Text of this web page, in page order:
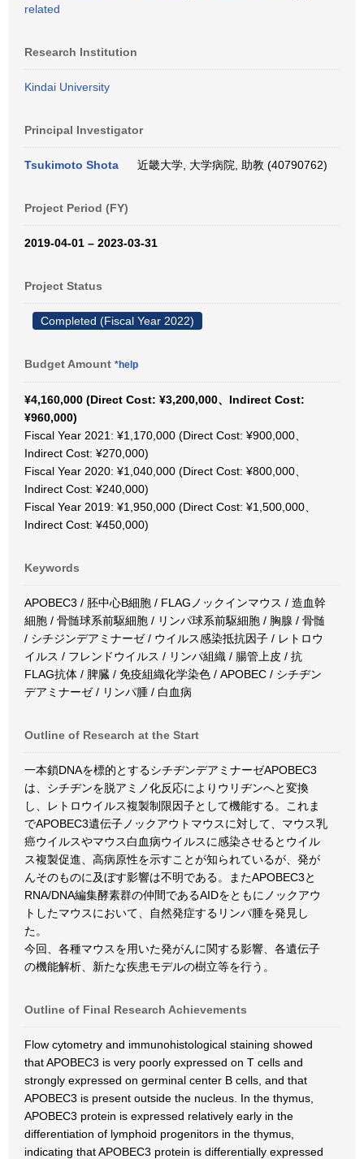
related
Research Institution
Kindai University
Principal Investigator
Tsukimoto Shota 近畿大学, 大学病院, 助教 (40790762)
Project Period (FY)
2019-04-01 – 2023-03-31
Project Status
Completed (Fiscal Year 2022)
Budget Amount *help
¥4,160,000 (Direct Cost: ¥3,200,000、Indirect Cost:
¥960,000)
Fiscal Year 2021: ¥1,170,000 (Direct Cost: ¥900,000、
Indirect Cost: ¥270,000)
Fiscal Year 2020: ¥1,040,000 (Direct Cost: ¥800,000、
Indirect Cost: ¥240,000)
Fiscal Year 2019: ¥1,950,000 (Direct Cost: ¥1,500,000、
Indirect Cost: ¥450,000)
Keywords
APOBEC3 / 胚中心B細胞 / FLAGノックインマウス / 造血幹
細胞 / 骨髄球系前駆細胞 / リンパ球系前駆細胞 / 胸腺 / 骨髄
/ シチジンデアミナーゼ / ウイルス感染抵抗因子 / レトロウ
イルス / フレンドウイルス / リンパ組織 / 腸管上皮 / 抗
FLAG抗体 / 脾臓 / 免疫組織化学染色 / APOBEC / シチヂン
デアミナーゼ / リンパ腫 / 白血病
Outline of Research at the Start
一本鎖DNAを標的とするシチヂンデアミナーゼAPOBEC3
は、シチヂンを脱アミノ化反応によりウリヂンへと変換
し、レトロウイルス複製制限因子として機能する。これま
でAPOBEC3遺伝子ノックアウトマウスに対して、マウス乳
癌ウイルスやマウス白血病ウイルスに感染させるとウイル
ス複製促進、高病原性を示すことが知られているが、発が
んそのものに及ぼす影響は不明である。またAPOBEC3と
RNA/DNA編集酵素群の仲間であるAIDをともにノックアウ
トしたマウスにおいて、自然発症するリンパ腫を発見し
た。
今回、各種マウスを用いた発がんに関する影響、各遺伝子
の機能解析、新たな疾患モデルの樹立等を行う。
Outline of Final Research Achievements
Flow cytometry and immunohistological staining showed
that APOBEC3 is very poorly expressed on T cells and
strongly expressed on germinal center B cells, and that
APOBEC3 is present outside the nucleus. In the thymus,
APOBEC3 protein is expressed relatively early in the
differentiation of lymphoid progenitors in the thymus,
indicating that APOBEC3 protein is differentially expressed